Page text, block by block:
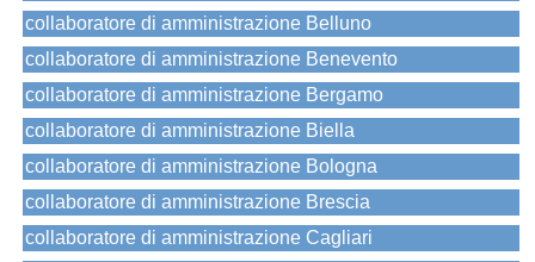
collaboratore di amministrazione Belluno
collaboratore di amministrazione Benevento
collaboratore di amministrazione Bergamo
collaboratore di amministrazione Biella
collaboratore di amministrazione Bologna
collaboratore di amministrazione Brescia
collaboratore di amministrazione Cagliari